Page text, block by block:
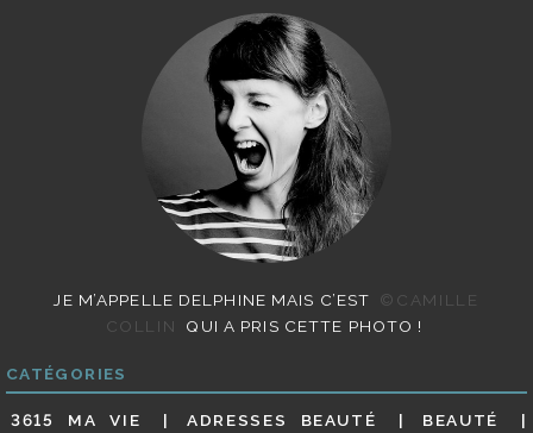
JE M’APPELLE DELPHINE MAIS C’EST
©CAMILLE
COLLIN
QUI A PRIS CETTE PHOTO !
CATÉGORIES
3615 MA VIE ADRESSES BEAUTÉ
BEAUTÉ